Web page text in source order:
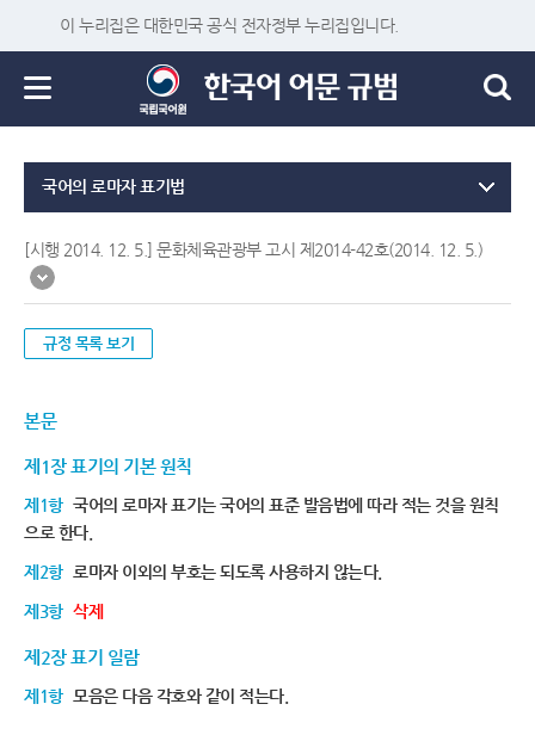
이 누리집은 대한민국 공식 전자정부 누리집입니다.
국어의 로마자 표기법
[시행 2014. 12. 5.] 문화체육관광부 고시 제2014-42호(2014. 12. 5.)
규정 목록 보기
본문
제1장 표기의 기본 원칙
제1항 국어의 로마자 표기는 국어의 표준 발음법에 따라 적는 것을 원칙
으로 한다.
제2항 로마자 이외의 부호는 되도록 사용하지 않는다.
제3항 삭제
제2장 표기 일람
제1항 모음은 다음 각호와 같이 적는다.